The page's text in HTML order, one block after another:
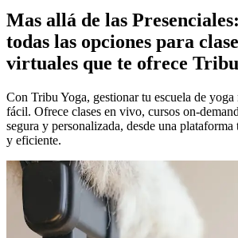
Mas allá de las
todas las opciones para
virtuales que te ofrece
Con Tribu Yoga, gestionar tu escuela de yoga
fácil. Ofrece clases en vivo, cursos on-
segura y personalizada, desde una
y eficiente.